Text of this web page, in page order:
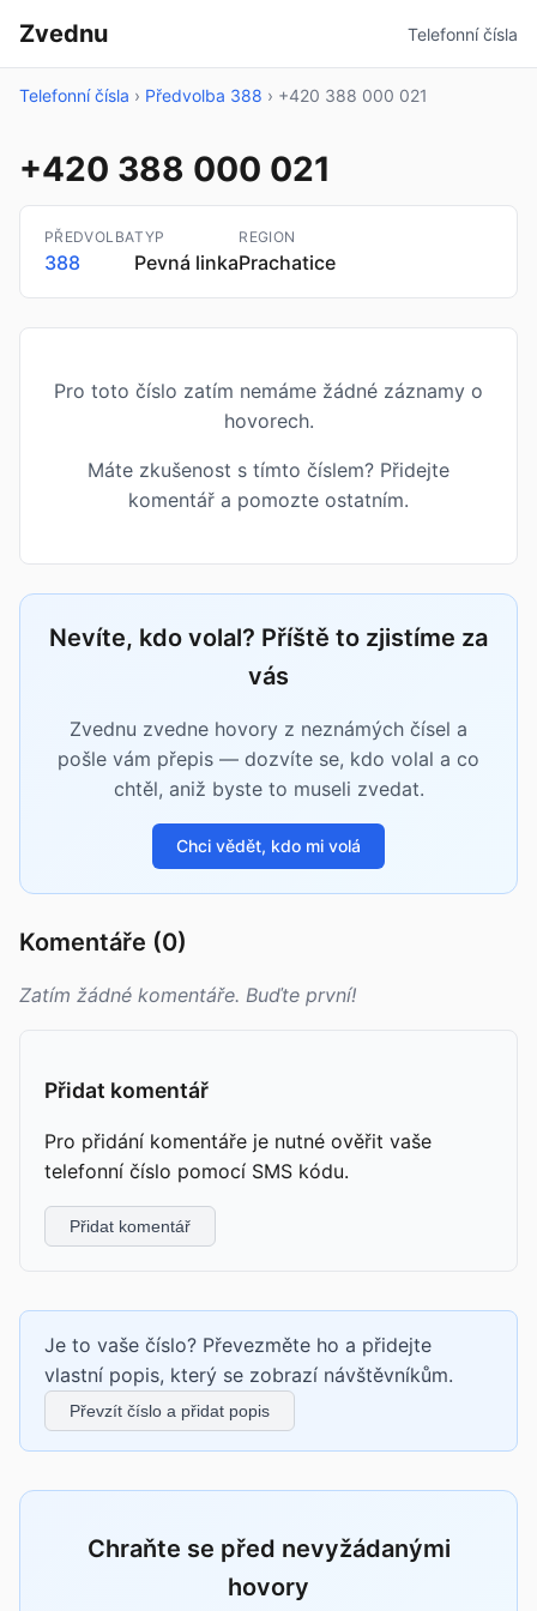
Zvednu Telefonní čísla
Telefonní čísla › Předvolba 388 › +420 388 000 021
+420 388 000 021
PŘEDVOLBA
388
TYP
Pevná linka
REGION
Prachatice
Pro toto číslo zatím nemáme žádné záznamy o
hovorech.
Máte zkušenost s tímto číslem? Přidejte
komentář a pomozte ostatním.
Nevíte, kdo volal? Příště to zjistíme za
vás
Zvednu zvedne hovory z neznámých čísel a
pošle vám přepis — dozvíte se, kdo volal a co
chtěl, aniž byste to museli zvedat.
Chci vědět, kdo mi volá
Komentáře (0)
Zatím žádné komentáře. Buďte první!
Přidat komentář
Pro přidání komentáře je nutné ověřit vaše
telefonní číslo pomocí SMS kódu.
Přidat komentář
Je to vaše číslo? Převezměte ho a přidejte
vlastní popis, který se zobrazí návštěvníkům.
Převzít číslo a přidat popis
Chraňte se před nevyžádanými
hovory